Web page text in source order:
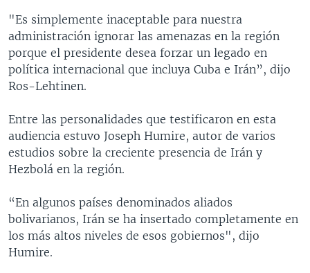
"Es simplemente inaceptable para nuestra
administración ignorar las amenazas en la región
porque el presidente desea forzar un legado en
política internacional que incluya Cuba e Irán”, dijo
Ros-Lehtinen.
Entre las personalidades que testificaron en esta
audiencia estuvo Joseph Humire, autor de varios
estudios sobre la creciente presencia de Irán y
Hezbolá en la región.
“En algunos países denominados aliados
bolivarianos, Irán se ha insertado completamente en
los más altos niveles de esos gobiernos", dijo
Humire.